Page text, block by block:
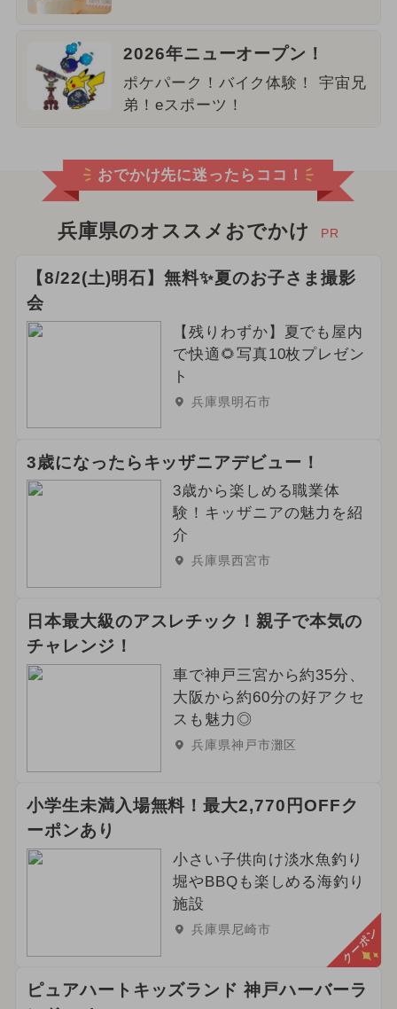
2026年ニューオープン！
ポケパーク！バイク体験！ 宇宙兄
弟！eスポーツ！
おでかけ先に迷ったらココ！
兵庫県のオススメおでかけ PR
【8/22(土)明石】無料✨夏のお子さま撮影
会
【残りわずか】夏でも屋内
で快適🌻写真10枚プレゼン
ト
兵庫県明石市
3歳になったらキッザニアデビュー！
3歳から楽しめる職業体
験！キッザニアの魅力を紹
介
兵庫県西宮市
日本最大級のアスレチック！親子で本気の
チャレンジ！
車で神戸三宮から約35分、
大阪から約60分の好アクセ
スも魅力◎
兵庫県神戸市灘区
小学生未満入場無料！最大2,770円OFFク
ーポンあり
小さい子供向け淡水魚釣り
堀やBBQも楽しめる海釣り
施設
兵庫県尼崎市 クーポン
ピュアハートキッズランド 神戸ハーバーラ